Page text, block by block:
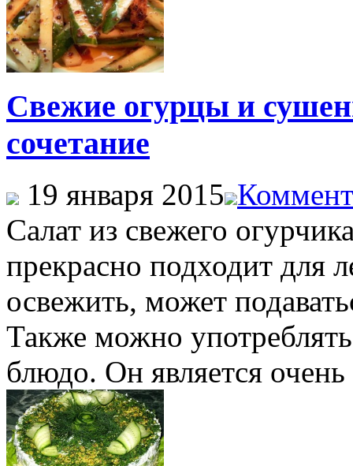
Свежие огурцы и
сочетание
19 января 2015
Салат из свежего
прекрасно подходит для
освежить, может
Также можно
блюдо. Он является